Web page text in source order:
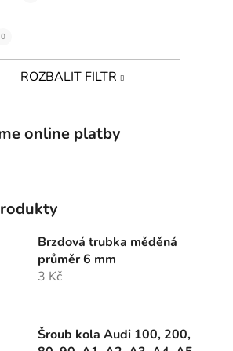
0
ROZBALIT FILTR
online platby
Brzdová trubka měděná
průměr 6 mm
3 Kč
Šroub kola Audi 100, 200,